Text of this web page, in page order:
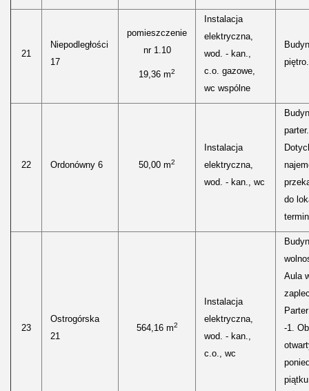
21
Niepodległości
17
pomieszczenie
nr 1.10
19,36 m2
Instalacja
elektryczna,
wod. - kan.,
c.o. gazowe,
wc wspólne
piętro.
22 Ordonówny 6 50,00 m2
Instalacja
elektryczna,
wod. - kan., wc
parter.
do
23
Ostrogórska
21
564,16 m2
Instalacja
elektryczna,
wod. - kan.,
c.o., wc
Aula
-1.